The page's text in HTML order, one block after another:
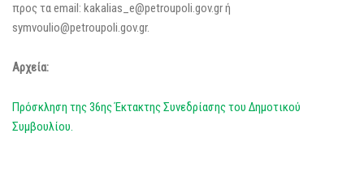
προς τα email: kakalias_e@petroupoli.gov.gr ή
symvoulio@petroupoli.gov.gr.
Αρχεία:
Πρόσκληση της 36ης Έκτακτης Συνεδρίασης του Δημοτικού
Συμβουλίου.